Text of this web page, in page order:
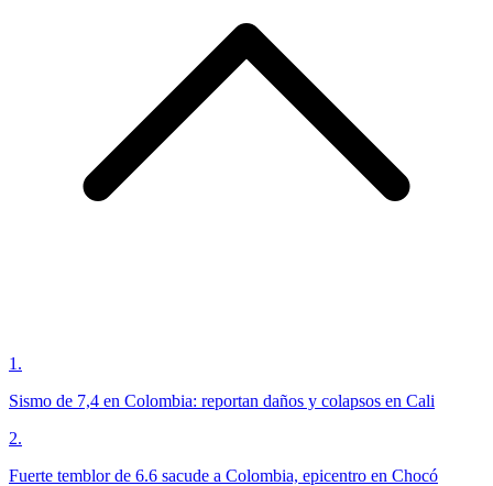
1 .
Sismo de 7,4 en Colombia: reportan daños y colapsos en Cali
2.
Fuerte temblor de 6.6 sacude a Colombia, epicentro en Chocó